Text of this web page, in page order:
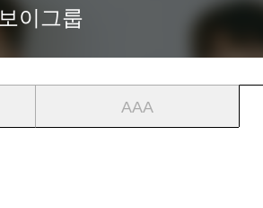
보이그룹
AAA